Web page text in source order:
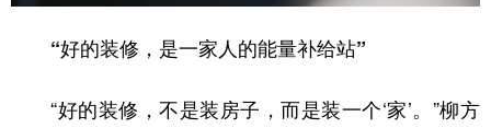
“好的装修，是一家人的能量补给站”
“好的装修，不是装房子，而是装一个‘家’。”柳方